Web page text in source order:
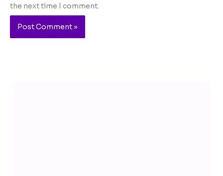
the next time I comment.